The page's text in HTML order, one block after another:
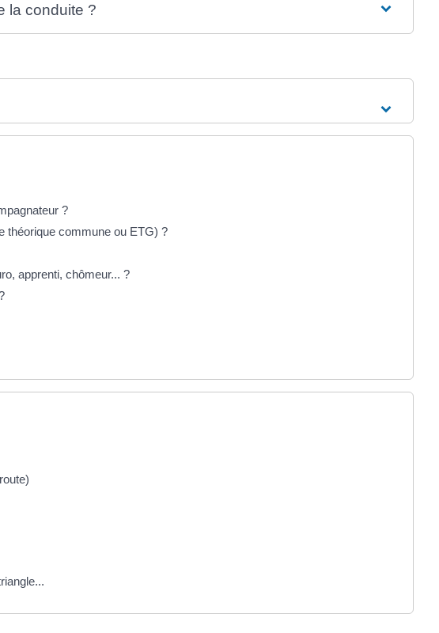
la conduite ?
?
théorique commune ou ETG) ?
apprenti, chômeur... ?